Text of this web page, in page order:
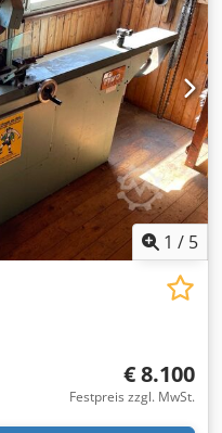
1 / 5
€ 8.100
Festpreis zzgl. MwSt.